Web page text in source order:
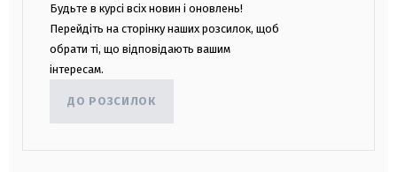
Будьте в курсі всіх новин і оновлень!
Перейдіть на сторінку наших розсилок, щоб
обрати ті, що відповідають вашим
інтересам.
ДО РОЗСИЛОК